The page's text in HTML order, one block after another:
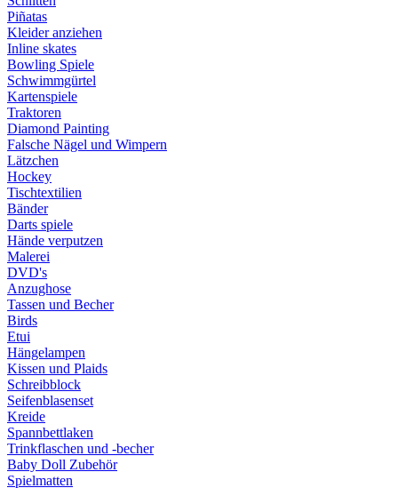
Piñatas
Kleider anziehen
Inline skates
Bowling Spiele
Schwimmgürtel
Kartenspiele
Traktoren
Diamond Painting
Falsche Nägel und Wimpern
Lätzchen
Hockey
Tischtextilien
Bänder
Darts spiele
Hände verputzen
Malerei
DVD's
Anzughose
Tassen und Becher
Birds
Etui
Hängelampen
Kissen und Plaids
Schreibblock
Seifenblasenset
Kreide
Spannbettlaken
Trinkflaschen und -becher
Baby Doll Zubehör
Spielmatten